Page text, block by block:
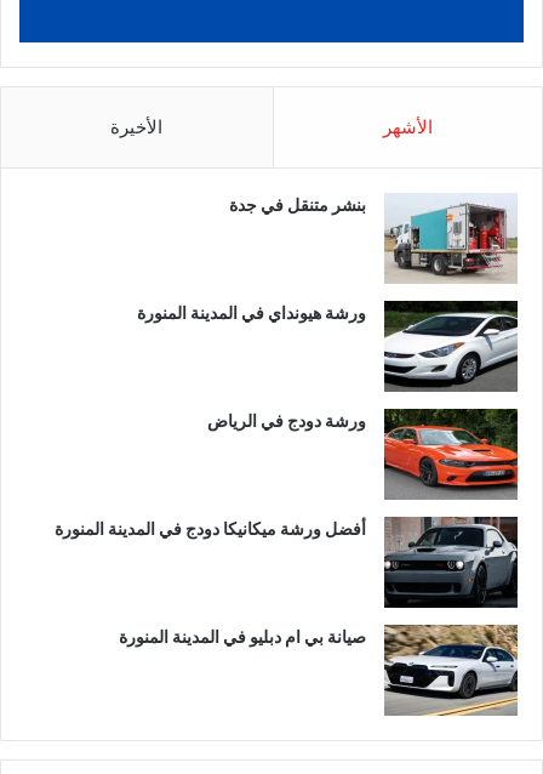
الأشهر الأخيرة
بنشر متنقل في جدة
ورشة هيونداي في المدينة المنورة
ورشة دودج في الرياض
أفضل ورشة ميكانيكا دودج في المدينة المنورة
صيانة بي ام دبليو في المدينة المنورة